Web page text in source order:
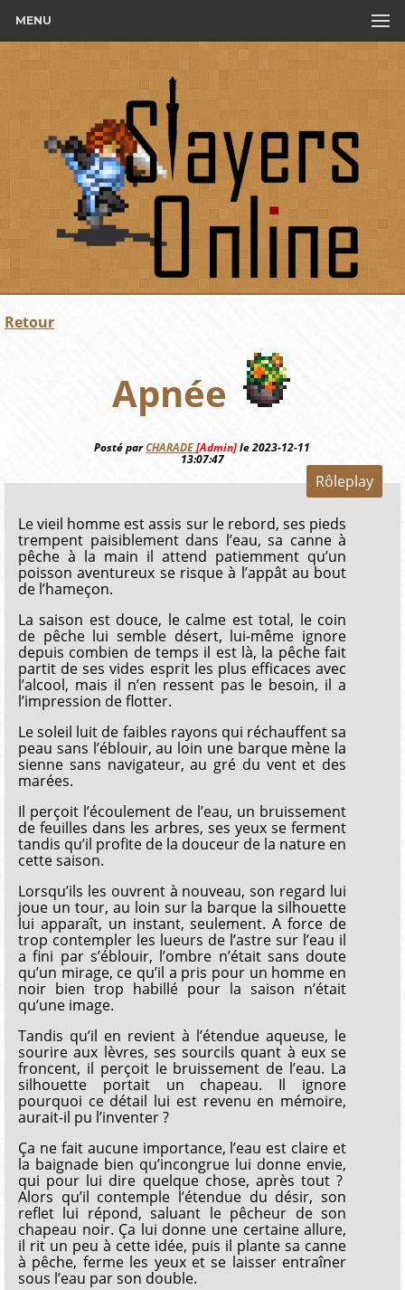
MENU
Retour
Apnée
Posté parCHARADE [Admin]le 2023-12-11
13:07:47
Rôleplay
Le vieil homme est assis sur le rebord, ses pieds
trempent paisiblement dans l’eau, sa canne à
pêche à la main il attend patiemment qu’un
poisson aventureux se risque à l’appât au bout
de l’hameçon.
La saison est douce, le calme est total, le coin
de pêche lui semble désert, lui-même ignore
depuis combien de temps il est là, la pêche fait
partit de ses vides esprit les plus efficaces avec
l’alcool, mais il n’en ressent pas le besoin, il a
l’impression de flotter.
Le soleil luit de faibles rayons qui réchauffent sa
peau sans l’éblouir, au loin une barque mène la
sienne sans navigateur, au gré du vent et des
marées.
Il perçoit l’écoulement de l’eau, un bruissement
de feuilles dans les arbres, ses yeux se ferment
tandis qu’il profite de la douceur de la nature en
cette saison.
Lorsqu’ils les ouvrent à nouveau, son regard lui
joue un tour, au loin sur la barque la silhouette
lui apparaît, un instant, seulement. A force de
trop contempler les lueurs de l’astre sur l’eau il
a fini par s’éblouir, l’ombre n’était sans doute
qu’un mirage, ce qu’il a pris pour un homme en
noir bien trop habillé pour la saison n’était
qu’une image.
Tandis qu’il en revient à l’étendue aqueuse, le
sourire aux lèvres, ses sourcils quant à eux se
froncent, il perçoit le bruissement de l’eau. La
silhouette portait un chapeau. Il ignore
pourquoi ce détail lui est revenu en mémoire,
aurait-il pu l’inventer ?
Ça ne fait aucune importance, l’eau est claire et
la baignade bien qu’incongrue lui donne envie,
qui pour lui dire quelque chose, après tout ?
Alors qu’il contemple l’étendue du désir, son
reflet lui répond, saluant le pêcheur de son
chapeau noir. Ça lui donne une certaine allure,
il rit un peu à cette idée, puis il plante sa canne
à pêche, ferme les yeux et se laisser entraîner
sous l’eau par son double.